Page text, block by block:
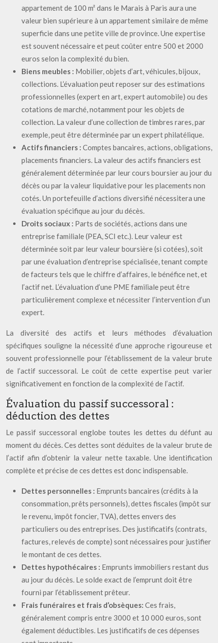
appartement de 100 m² dans le Marais à Paris aura une
valeur bien supérieure à un appartement similaire de même
superficie dans une petite ville de province. Une expertise
est souvent nécessaire et peut coûter entre 500 et 2000
euros selon la complexité du bien.
Biens meubles : Mobilier, objets d’art, véhicules, bijoux,
collections. L’évaluation peut reposer sur des estimations
professionnelles (expert en art, expert automobile) ou des
cotations de marché, notamment pour les objets de
collection. La valeur d’une collection de timbres rares, par
exemple, peut être déterminée par un expert philatélique.
Actifs financiers : Comptes bancaires, actions, obligations,
placements financiers. La valeur des actifs financiers est
généralement déterminée par leur cours boursier au jour du
décès ou par la valeur liquidative pour les placements non
cotés. Un portefeuille d’actions diversifié nécessitera une
évaluation spécifique au jour du décès.
Droits sociaux : Parts de sociétés, actions dans une
entreprise familiale (PEA, SCI etc.). Leur valeur est
déterminée soit par leur valeur boursière (si cotées), soit
par une évaluation d’entreprise spécialisée, tenant compte
de facteurs tels que le chiffre d’affaires, le bénéfice net, et
l’actif net. L’évaluation d’une PME familiale peut être
particulièrement complexe et nécessiter l’intervention d’un
expert.
La diversité des actifs et leurs méthodes d’évaluation
spécifiques souligne la nécessité d’une approche rigoureuse et
souvent professionnelle pour l’établissement de la valeur brute
de l’actif successoral. Le coût de cette expertise peut varier
significativement en fonction de la complexité de l’actif.
Évaluation du passif successoral :
déduction des dettes
Le passif successoral englobe toutes les dettes du défunt au
moment du décès. Ces dettes sont déduites de la valeur brute de
l’actif afin d’obtenir la valeur nette taxable. Une identification
complète et précise de ces dettes est donc indispensable.
Dettes personnelles : Emprunts bancaires (crédits à la
consommation, prêts personnels), dettes fiscales (impôt sur
le revenu, impôt foncier, TVA), dettes envers des
particuliers ou des entreprises. Des justificatifs (contrats,
factures, relevés de compte) sont nécessaires pour justifier
le montant de ces dettes.
Dettes hypothécaires : Emprunts immobiliers restant dus
au jour du décès. Le solde exact de l’emprunt doit être
fourni par l’établissement prêteur.
Frais funéraires et frais d’obsèques: Ces frais,
généralement compris entre 3000 et 10 000 euros, sont
également déductibles. Les justificatifs de ces dépenses